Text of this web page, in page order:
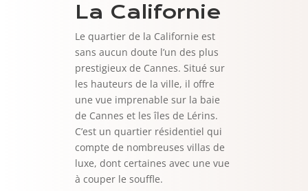
La Californie
Le quartier de la Californie est
sans aucun doute l’un des plus
prestigieux de Cannes. Situé sur
les hauteurs de la ville, il offre
une vue imprenable sur la baie
de Cannes et les îles de Lérins.
C’est un quartier résidentiel qui
compte de nombreuses villas de
luxe, dont certaines avec une vue
à couper le souffle.